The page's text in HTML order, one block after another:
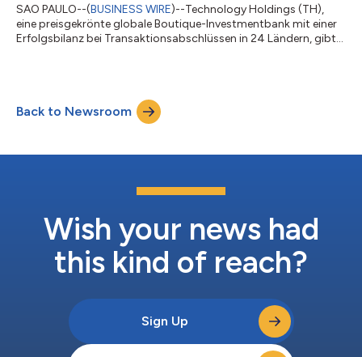
SAO PAULO--(BUSINESS WIRE)--Technology Holdings (TH),
eine preisgekrönte globale Boutique-Investmentbank mit einer
Erfolgsbilanz bei Transaktionsabschlüssen in 24 Ländern, gibt
Schritt stärkt die Präsenz von Technology Holdings auf dem
schnell wachsenden lateinamerikanischen Markt erheblich und
ermöglicht es dem Unternehmen,...
Back to Newsroom
Wish your news had
this kind of reach?
Sign Up